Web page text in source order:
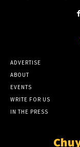
ADVERTISE
ABOUT
EVENTS
WRITE FOR US
IN THE PRESS